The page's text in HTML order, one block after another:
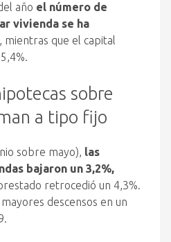
año el número de
vivienda se ha
, mientras que el capital
sobre
a tipo fijo
sobre mayo), las
bajaron un 3,2%,
retrocedió un 4,3%.
descensos en un